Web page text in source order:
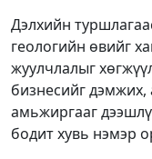
Дэлхийн
геологийн өвийг
жуулчлалыг
бизнесийг
амьжиргааг
бодит хувь нэмэр